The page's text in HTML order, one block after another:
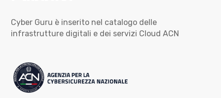
Cyber Guru è inserito nel catalogo delle
infrastrutture digitali e dei servizi Cloud ACN